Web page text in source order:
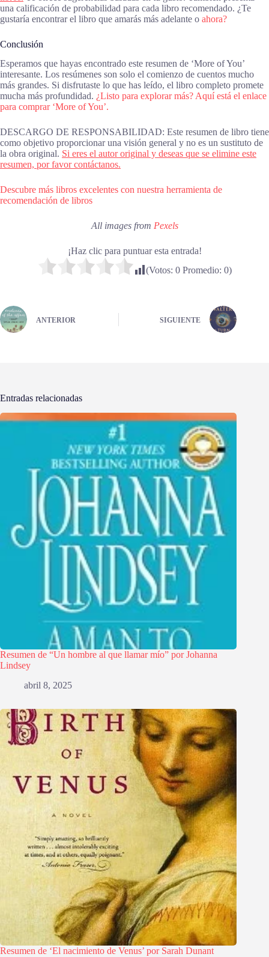
una calificación de probabilidad para cada libro recomendado. ¿Te
gustaría encontrar el libro que amarás más adelante o ahora?
Conclusión
Esperamos que hayas encontrado este resumen de ‘More of You’
interesante. Los resúmenes son solo el comienzo de cuentos mucho
más grandes. Si disfrutaste lo que has leído, el libro completo promete
mucha más profundidad. ¿Listo para explorar más? Aquí está el enlace
para comprar ‘More of You’.
DESCARGO DE RESPONSABILIDAD: Este resumen de libro tiene
como objetivo proporcionar una visión general y no es un sustituto de
la obra original. Si eres el autor original y deseas que se elimine este
resumen, por favor contáctanos.
Descubre más libros excelentes con nuestra herramienta de
recomendación de libros
All images from Pexels
¡Haz clic para puntuar esta entrada!
(Votos: 0Promedio: 0)
ANTERIOR SIGUIENTE
Entradas relacionadas
Resumen de “Un hombre al que llamar mío” por Johanna
Lindsey
abril 8, 2025
Resumen de ‘El nacimiento de Venus’ por Sarah Dunant